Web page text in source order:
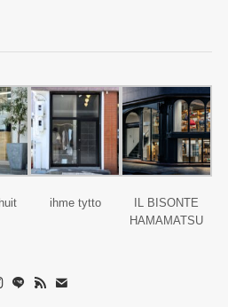
ihme tytto
IL BISONTE
HAMAMATSU